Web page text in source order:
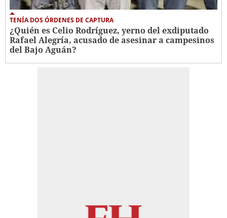
TENÍA DOS ÓRDENES DE CAPTURA
¿Quién es Celio Rodríguez, yerno del exdiputado
Rafael Alegría, acusado de asesinar a campesinos
del Bajo Aguán?